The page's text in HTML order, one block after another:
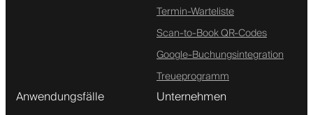
Termin-Warteliste
Scan-to-Book QR-Codes
Google-Buchungsintegration
Treueprogramm
Anwendungsfälle Unternehmen